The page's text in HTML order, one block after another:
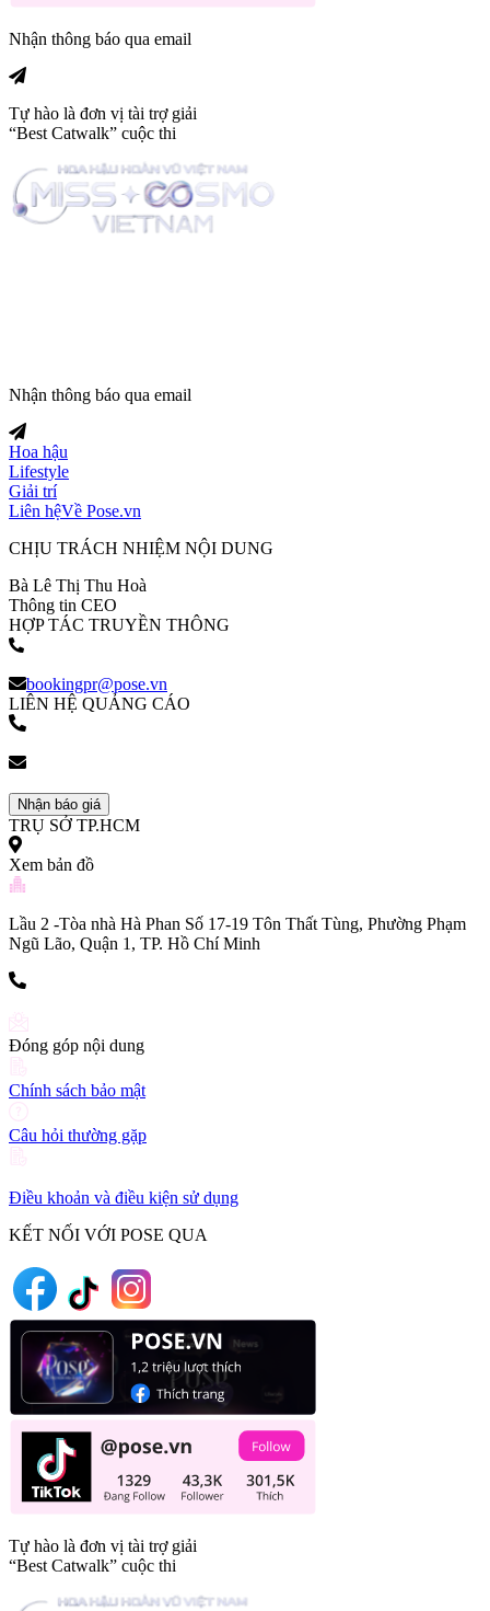
Nhận thông báo qua email
Tự hào là đơn vị tài trợ giải
“Best Catwalk” cuộc thi
Nhận thông báo qua email
Hoa hậu
Lifestyle
Giải trí
Liên hệVề Pose.vn
CHỊU TRÁCH NHIỆM NỘI DUNG
Bà Lê Thị Thu Hoà
Thông tin CEO
HỢP TÁC TRUYỀN THÔNG
bookingpr@pose.vn
LIÊN HỆ QUẢNG CÁO
Nhận báo giá
TRỤ SỞ TP.HCM
Xem bản đồ
Lầu 2 -Tòa nhà Hà Phan Số 17-19 Tôn Thất Tùng, Phường Phạm
Ngũ Lão, Quận 1, TP. Hồ Chí Minh
Đóng góp nội dung
Chính sách bảo mật
Câu hỏi thường gặp
Điều khoản và điều kiện sử dụng
KẾT NỐI VỚI POSE QUA
Tự hào là đơn vị tài trợ giải
“Best Catwalk” cuộc thi